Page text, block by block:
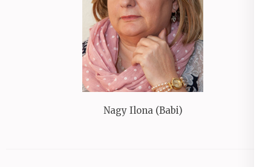
Nagy Ilona (Babi)